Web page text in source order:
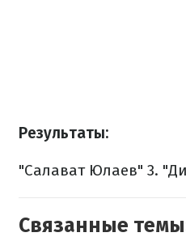
Результаты:
"Салават Юлаев" 3.
Связанные